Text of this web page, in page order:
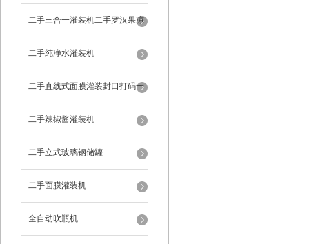
二手三合一灌装机二手罗汉果凉
茶灌装机
二手纯净水灌装机
二手直线式面膜灌装封口打码一
体机
二手辣椒酱灌装机
二手立式玻璃钢储罐
二手面膜灌装机
全自动吹瓶机